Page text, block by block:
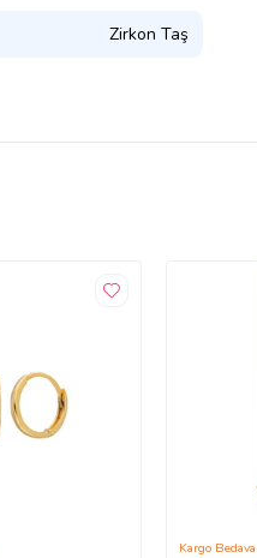
Zirkon Taş
Kargo Bedava